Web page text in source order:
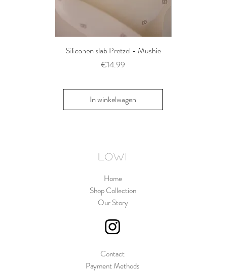
Siliconen slab Pretzel - Mushie
Prijs
€14.99
In winkelwagen
LOWI
Home
Shop Collection
Our Story
Contact
Payment Methods